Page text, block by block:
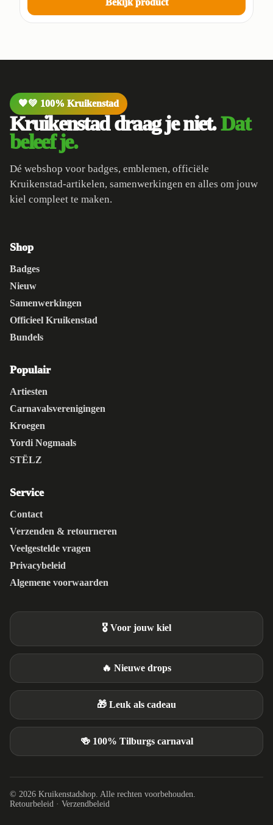
Bekijk product
🧡💚 100% Kruikenstad
Kruikenstad draag je niet.Dat
beleef je.
Dé webshop voor badges, emblemen, officiële
Kruikenstad-artikelen, samenwerkingen en alles om jouw
kiel compleet te maken.
Shop
Badges
Nieuw
Samenwerkingen
Officieel Kruikenstad
Bundels
Populair
Artiesten
Carnavalsverenigingen
Kroegen
Yordi Nogmaals
STËLZ
Service
Contact
Verzenden & retourneren
Veelgestelde vragen
Privacybeleid
Algemene voorwaarden
🎖️ Voor jouw kiel
🔥 Nieuwe drops
🎁 Leuk als cadeau
🍻 100% Tilburgs carnaval
© 2026 Kruikenstadshop. Alle rechten voorbehouden.
Retourbeleid · Verzendbeleid